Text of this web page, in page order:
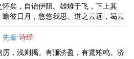
矣，自诒伊阻。雄雉于飞，下上其
彼日月，悠悠我思。道之云远，曷云
不忮不求，何用不臧。
先秦·诗经
，浅则揭。有瀰济盈，有鷕雉鸣。济